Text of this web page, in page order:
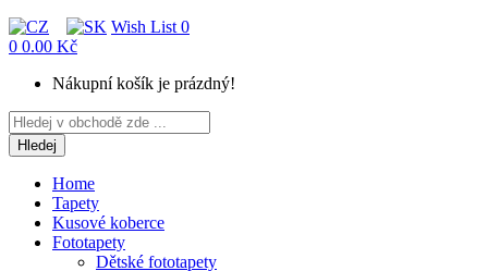
Wish List 0
0 0.00 Kč
Nákupní košík je prázdný!
Hledej
Home
Tapety
Kusové koberce
Fototapety
Dětské fototapety